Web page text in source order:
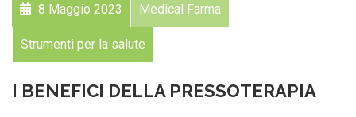
8 Maggio 2023 Medical Farma
Strumenti per la salute
I BENEFICI DELLA PRESSOTERAPIA